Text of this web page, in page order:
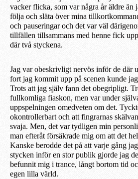
vacker flicka, som varnågra år äldre än
följa och släta över mina
och pauseringaroch det var väl
tillfällen tillsammans med henne fick
där två styckena.
Jag var obeskrivligt nervös inför de där
fort jag kommit upp på scenen kunde
Trots att jag själv fann det obegripligt.
fullkomliga fiaskon, men var under
uppspelningen omedveten om det.
okontrollerbart och att fingrarnas
svaja. Men, det var tydligen min
man efteråt försäkrade mig om att det
Kanske berodde det på att varje gång j
stycken inför en storpublik gjorde jag de
befunnitmig i trance, långt bortom tid
egen lilla värld.